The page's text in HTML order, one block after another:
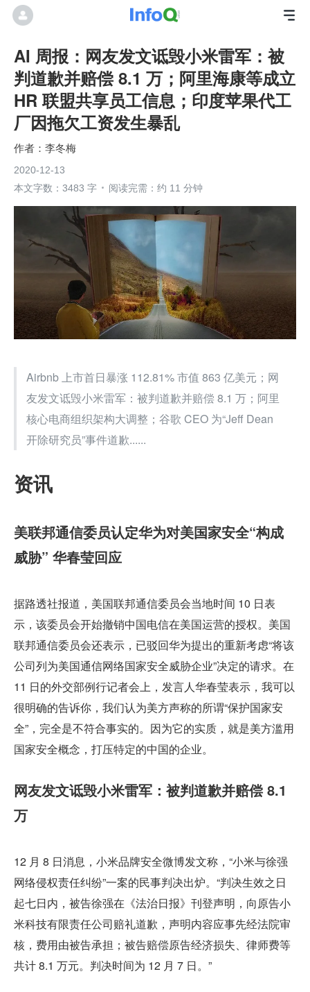
AI 周报：网友发文诋毁小米雷军：被
判道歉并赔偿 8.1 万；阿里海康等成立
HR 联盟共享员工信息；印度苹果代工
厂因拖欠工资发生暴乱
李冬梅
2020-12-13
本文字数：3483 字
阅读完需：约 11 分钟
Airbnb 上市首日暴涨 112.81% 市值 863 亿美元；网
友发文诋毁小米雷军：被判道歉并赔偿 8.1 万；阿里
核心电商组织架构大调整；谷歌 CEO 为“Jeff Dean
开除研究员”事件道歉......
资讯
美联邦通信委员认定华为对美国家安全“构成
威胁” 华春莹回应
据路透社报道，美国联邦通信委员会当地时间 10 日表
示，该委员会开始撤销中国电信在美国运营的授权。美国
联邦通信委员会还表示，已驳回华为提出的重新考虑“将该
公司列为美国通信网络国家安全威胁企业”决定的请求。在
11 日的外交部例行记者会上，发言人华春莹表示，我可以
很明确的告诉你，我们认为美方声称的所谓“保护国家安
全”，完全是不符合事实的。因为它的实质，就是美方滥用
国家安全概念，打压特定的中国的企业。
网友发文诋毁小米雷军：被判道歉并赔偿 8.1
万
12 月 8 日消息，小米品牌安全微博发文称，“小米与徐强
网络侵权责任纠纷”一案的民事判决出炉。“判决生效之日
起七日内，被告徐强在《法治日报》刊登声明，向原告小
米科技有限责任公司赔礼道歉，声明内容应事先经法院审
核，费用由被告承担；被告赔偿原告经济损失、律师费等
共计 8.1 万元。判决时间为 12 月 7 日。”